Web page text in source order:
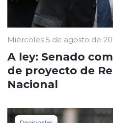
Miércoles 5 de agosto de
A ley: Senado
de proyecto de
Nacional